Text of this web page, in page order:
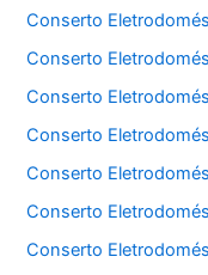
Conserto
Conserto
Conserto
Conserto
Conserto
Conserto
Conserto